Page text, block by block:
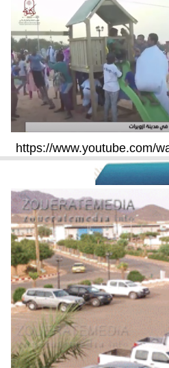
https://www.youtube.com/